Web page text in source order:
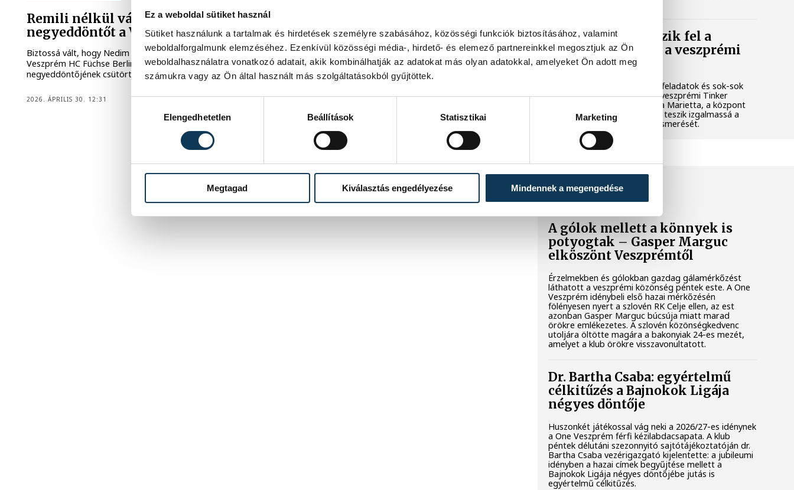
Ez a weboldal sütiket használ
Sütiket használunk a tartalmak és hirdetések személyre szabásához, közösségi funkciók biztosításához, valamint
weboldalforgalmunk elemzéséhez. Ezenkívül közösségi média-, hirdető- és elemező partnereinkkel megosztjuk az Ön
weboldalhasználatra vonatkozó adatait, akik kombinálhatják az adatokat más olyan adatokkal, amelyeket Ön adott meg
számukra vagy az Ön által használt más szolgáltatásokból gyűjtöttek.
Elengedhetetlen
Beállítások Statisztikai Marketing
Megtagad Kiválasztás engedélyezése Mindennek a megengedése
Remili nélkül várja a BL-
negyeddöntőt a Veszprém
Biztossá vált, hogy Nedim Remili nem lép pályára a One
Veszprém HC Füchse Berlin elleni Bajnokok Ligája-
negyeddöntőjének csütörtök esti, hazai első mérkőzésén.
2026. ÁPRILIS 30. 12:31
negyeddöntőben
A Szeged 35-28-ra kikapott a címvédő német SC
Magdeburgtól a férfi kézilabda Bajnokok Ligája
negyeddöntőjének szerdai első mérkőzésén.
2026. ÁPRILIS 29. 21:04
2
Játék közben fedezik fel a
tudomány világát a veszprémi
gyerekek
Látványos kísérletek, kreatív feladatok és sok-sok
élmény várja a gyerekeket a veszprémi Tinker
Labsben. Videónkban Balassa Marietta, a központ
vezetője mutatja be, hogyan teszik izgalmassá a
természettudományok megismerését.
A gólok mellett a könnyek is
potyogtak – Gasper Marguc
elköszönt Veszprémtől
Érzelmekben és gólokban gazdag gálamérkőzést
láthatott a veszprémi közönség péntek este. A One
Veszprém idénybeli első hazai mérkőzésén
fölényesen nyert a szlovén RK Celje ellen, az est
azonban Gasper Marguc búcsúja miatt marad
örökre emlékezetes. A szlovén közönségkedvenc
utoljára öltötte magára a bakonyiak 24-es mezét,
amelyet a klub örökre visszavonultatott.
Dr. Bartha Csaba: egyértelmű
célkitűzés a Bajnokok Ligája
négyes döntője
Huszonkét játékossal vág neki a 2026/27-es idénynek
a One Veszprém férfi kézilabdacsapata. A klub
péntek délutáni szezonnyitó sajtótájékoztatóján dr.
Bartha Csaba vezérigazgató kijelentette: a jubileumi
idényben a hazai címek begyűjtése mellett a
Bajnokok Ligája négyes döntőjébe jutás is
egyértelmű célkitűzés.